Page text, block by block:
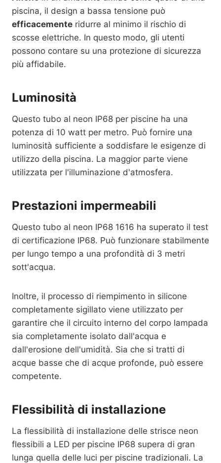
piscina, il design a bassa tensione può
efficacemente ridurre al minimo il rischio di
scosse elettriche. In questo modo, gli utenti
possono contare su una protezione di sicurezza
più affidabile.
Luminosità
Questo tubo al neon IP68 per piscine ha una
potenza di 10 watt per metro. Può fornire una
luminosità sufficiente a soddisfare le esigenze di
utilizzo della piscina. La maggior parte viene
utilizzata per l'illuminazione d'atmosfera.
Prestazioni impermeabili
Questo tubo al neon IP68 1616 ha superato il test
di certificazione IP68. Può funzionare stabilmente
per lungo tempo a una profondità di 3 metri
sott'acqua.
Inoltre, il processo di riempimento in silicone
completamente sigillato viene utilizzato per
garantire che il circuito interno del corpo lampada
sia completamente isolato dall'acqua e
dall'erosione dell'umidità. Sia che si tratti di
acque basse che di acque profonde, può essere
competente.
Flessibilità di installazione
La flessibilità di installazione delle strisce neon
flessibili a LED per piscine IP68 supera di gran
lunga quella delle luci per piscine tradizionali. La